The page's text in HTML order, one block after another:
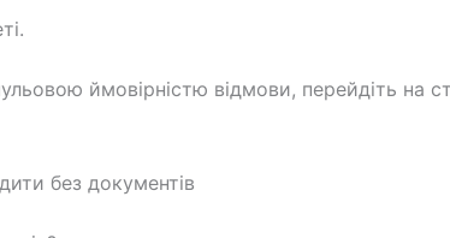
ймовірністю відмови, перейдіть на
без документів